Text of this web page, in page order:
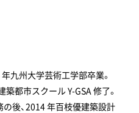
九州大学芸術工学部卒業。
都市スクール Y-GSA 修了。
後、2014 年百枝優建築設計